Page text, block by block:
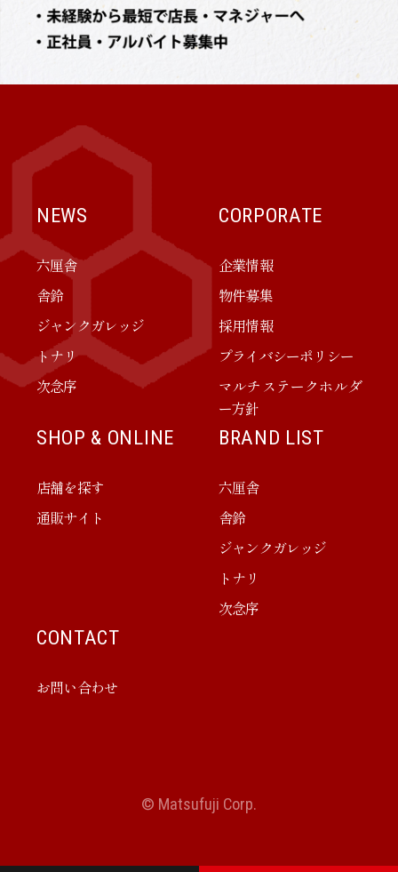
NEWS
六厘舎
舎鈴
ジャンクガレッジ
トナリ
次念序
CORPORATE
企業情報
物件募集
採用情報
プライバシーポリシー
マルチステークホルダ
ー方針
SHOP & ONLINE
店舗を探す
通販サイト
BRAND LIST
六厘舎
舎鈴
ジャンクガレッジ
トナリ
次念序
CONTACT
お問い合わせ
© Matsufuji Corp.